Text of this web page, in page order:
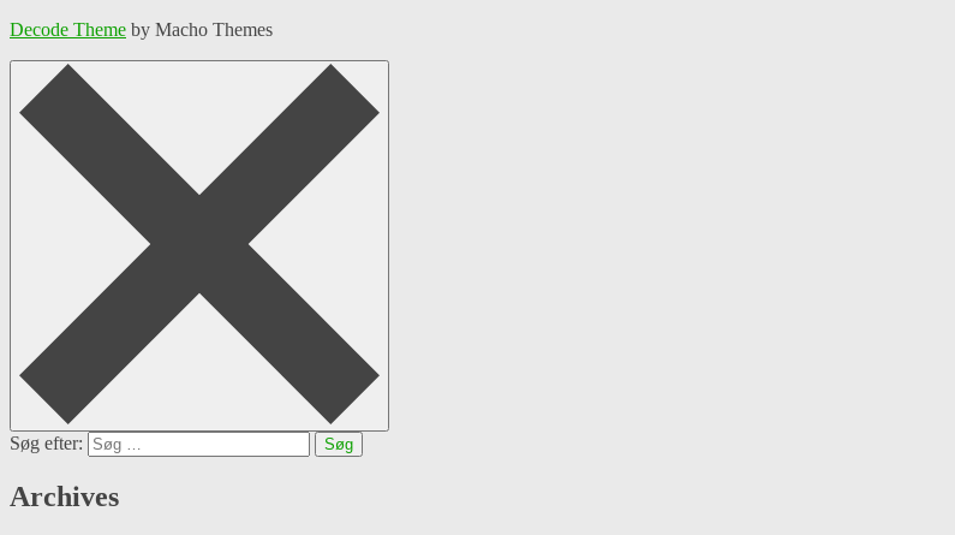
Decode Theme by Macho Themes
Søg efter:
Archives